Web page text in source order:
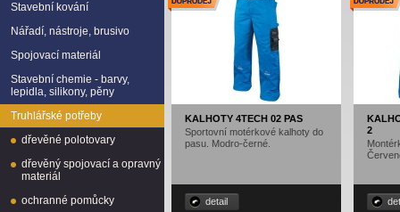
Stavební kování
Nářadí, nástroje, brusivo
Spojovací materiál
Stavební chemie - barvy,
lepidla, silikony, pěny
Truhlářské potřeby
dřevěné polotovary
dřevěný spojovací a opravný
materiál
ochranné pomůcky
KALHOTY 4TECH 02 PAS
Sportovní motérkové kalhoty do
pasu. Modro-černé.
detail
2